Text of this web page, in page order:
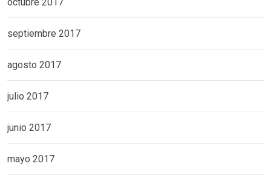
octubre 2017
septiembre 2017
agosto 2017
julio 2017
junio 2017
mayo 2017